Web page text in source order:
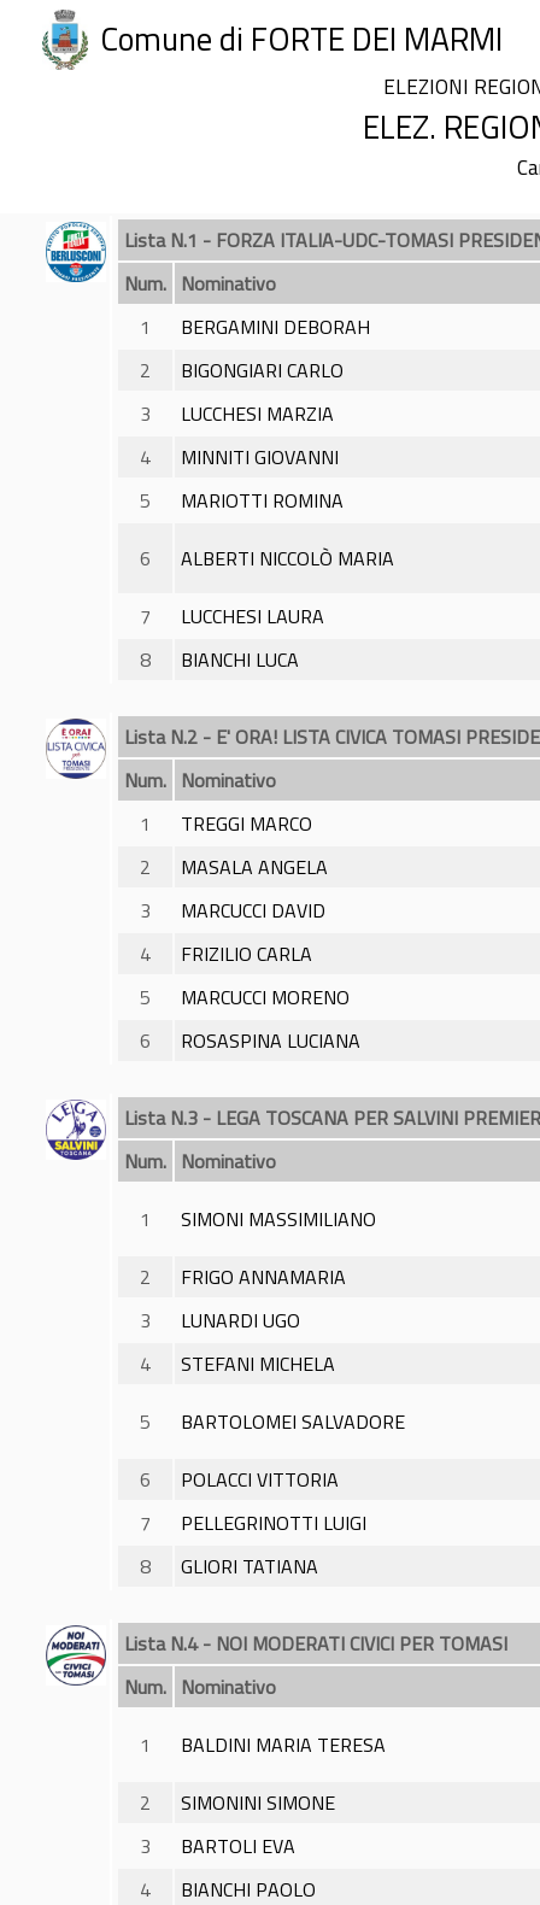
Comune di FORTE DEI MARMI
ELEZIONI
ELEZ.
Lista N.1 - FORZA ITALIA-UDC-TOMASI
Num. Nominativo
1
BERGAMINI DEBORAH
2
BIGONGIARI CARLO
3
LUCCHESI MARZIA
4
MINNITI GIOVANNI
5
MARIOTTI ROMINA
6
ALBERTI NICCOLÒ MARIA
7
LUCCHESI LAURA
8
BIANCHI LUCA
Lista N.2 - E' ORA! LISTA CIVICA TOMASI
Num. Nominativo
1
TREGGI MARCO
2
MASALA ANGELA
3
MARCUCCI DAVID
4
FRIZILIO CARLA
5
MARCUCCI MORENO
6
ROSASPINA LUCIANA
Lista N.3 - LEGA TOSCANA PER SALVINI PREMIER
Num. Nominativo
1
SIMONI MASSIMILIANO
2
FRIGO ANNAMARIA
3
LUNARDI UGO
4
STEFANI MICHELA
5
BARTOLOMEI SALVADORE
6
POLACCI VITTORIA
7
PELLEGRINOTTI LUIGI
8
GLIORI TATIANA
Lista N.4 - NOI MODERATI CIVICI PER TOMASI
Num. Nominativo
1
BALDINI MARIA TERESA
2
SIMONINI SIMONE
3
BARTOLI EVA
4
BIANCHI PAOLO